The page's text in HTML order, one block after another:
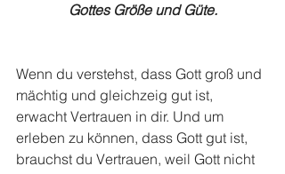
Gottes Größe und Güte.
Wenn du verstehst, dass Gott groß und
mächtig und gleichzeig gut ist,
erwacht Vertrauen in dir. Und um
erleben zu können, dass Gott gut ist,
brauchst du Vertrauen, weil Gott nicht